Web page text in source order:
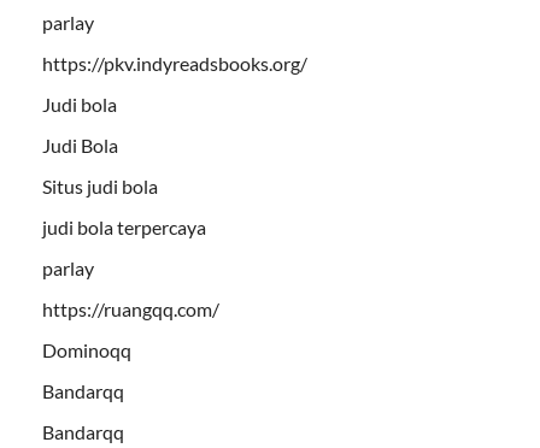
parlay
https://pkv.indyreadsbooks.org/
Judi bola
Judi Bola
Situs judi bola
judi bola terpercaya
parlay
https://ruangqq.com/
Dominoqq
Bandarqq
Bandarqq